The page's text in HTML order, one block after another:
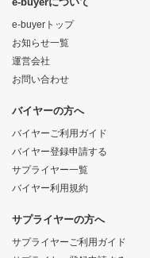
e-buyerトップ
お知らせ一覧
運営会社
お問い合わせ
バイヤーの方へ
バイヤーご利用ガイド
バイヤー登録申請する
サプライヤー一覧
バイヤー利用規約
サプライヤーの方へ
サプライヤーご利用ガイド